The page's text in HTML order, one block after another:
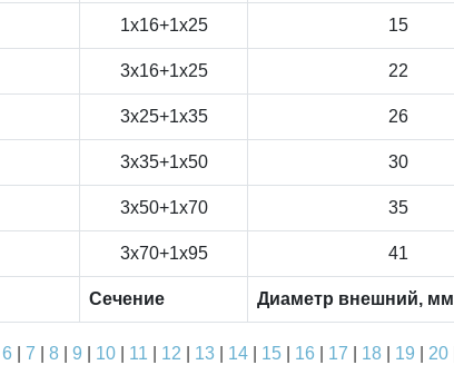
1x16+1x25 15
3x16+1x25 22
3x25+1x35 26
3x35+1x50 30
3x50+1x70 35
3x70+1x95 41
Сечение Диаметр внешний, мм
6 7 8| 9 10| 11 12 13| 14| 15| 16 17 18| 19 20|